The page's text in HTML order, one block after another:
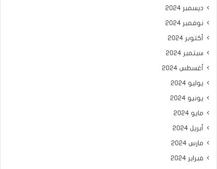
ديسمبر 2024
نوفمبر 2024
أكتوبر 2024
سبتمبر 2024
أغسطس 2024
يوليو 2024
يونيو 2024
مايو 2024
أبريل 2024
مارس 2024
فبراير 2024